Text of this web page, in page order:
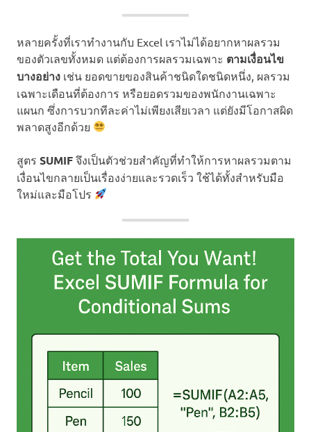
หลายครั้งที่เราทำงานกับ Excel เราไม่ได้อยากหาผลรวม
ของตัวเลขทั้งหมด แต่ต้องการผลรวมเฉพาะ ตามเงื่อนไข
บางอย่าง เช่น ยอดขายของสินค้าชนิดใดชนิดหนึ่ง, ผลรวม
เฉพาะเดือนที่ต้องการ หรือยอดรวมของพนักงานเฉพาะ
แผนก ซึ่งการบวกทีละค่าไม่เพียงเสียเวลา แต่ยังมีโอกาสผิด
พลาดสูงอีกด้วย
สูตร SUMIF จึงเป็นตัวช่วยสำคัญที่ทำให้การหาผลรวมตาม
เงื่อนไขกลายเป็นเรื่องง่ายและรวดเร็ว ใช้ได้ทั้งสำหรับมือ
ใหม่และมือโปร